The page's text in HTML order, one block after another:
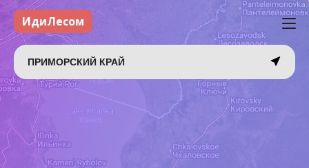
ИдиЛесом
ПРИМОРСКИЙ КРАЙ